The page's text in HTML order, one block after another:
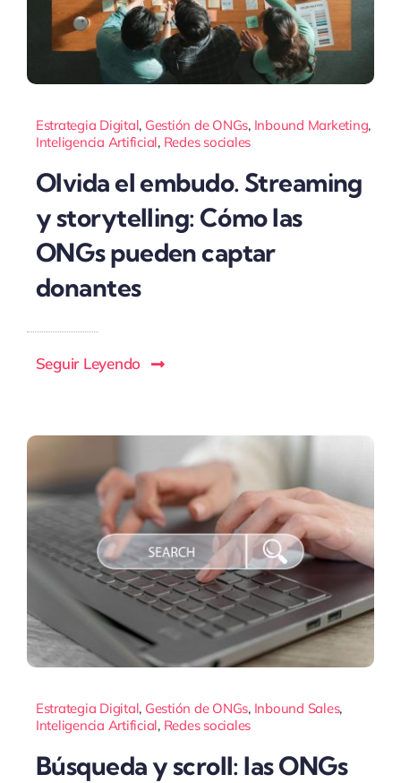
Estrategia Digital, Gestión de ONGs, Inbound Marketing,
Inteligencia Artificial, Redes sociales
Olvida el embudo. Streaming
y storytelling: Cómo las
ONGs pueden captar
donantes
Seguir Leyendo
Estrategia Digital, Gestión de ONGs, Inbound Sales,
Inteligencia Artificial, Redes sociales
Búsqueda y scroll: las ONGs